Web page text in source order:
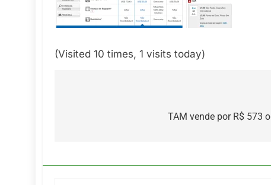
(Visited 10 times, 1 visits today)
TAM vende por R$ 573